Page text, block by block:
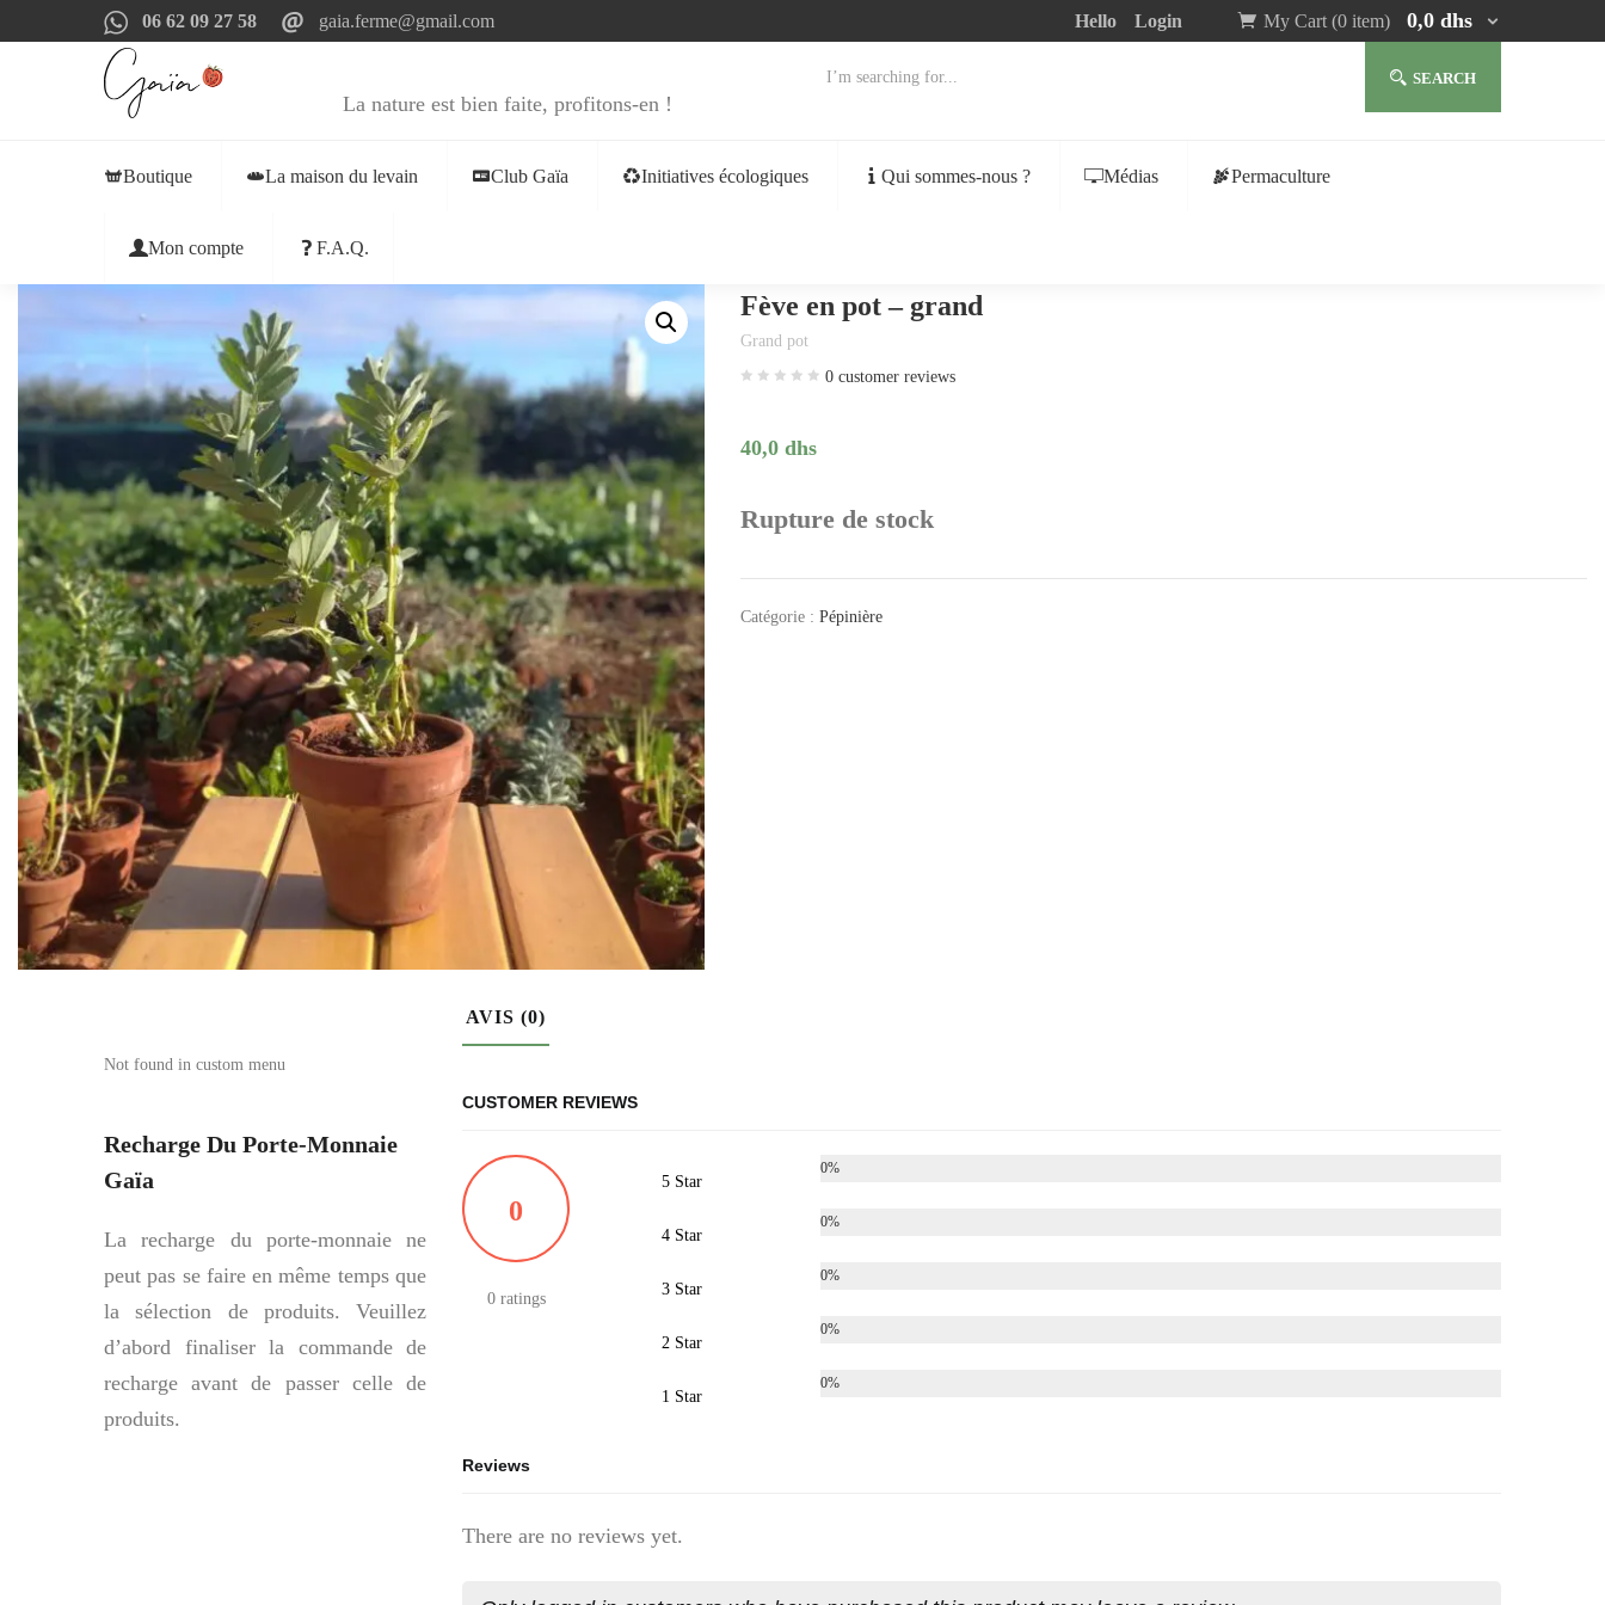
06 62 09 27 58 gaia.ferme@gmail.com Hello Login My Cart (0 item) 0,0 dhs
La nature est bien faite, profitons-en !
SEARCH
Boutique La maison du levain Club Gaïa Initiatives écologiques Qui sommes-nous ? Médias Permaculture
Mon compte F.A.Q.
Fève en pot – grand
Grand pot
0 customer reviews
40,0 dhs
Rupture de stock
Catégorie : Pépinière
AVIS (0)
CUSTOMER REVIEWS
0
0 ratings
5 Star
0%
4 Star
0%
3 Star
0%
2 Star
0%
1 Star
0%
Reviews
There are no reviews yet.
Not found in custom menu
Recharge Du Porte-Monnaie
Gaïa
La recharge du porte-monnaie ne
peut pas se faire en même temps que
la sélection de produits. Veuillez
d’abord finaliser la commande de
recharge avant de passer celle de
produits.